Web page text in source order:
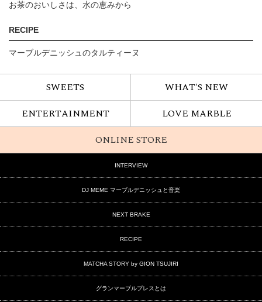
お茶のおいしさは、水の恵みから
RECIPE
マーブルデニッシュのタルティーヌ
SWEETS
WHAT'S NEW
ENTERTAINMENT
LOVE MARBLE
ONLINE STORE
INTERVIEW
DJ MEME マーブルデニッシュと音楽
NEXT BRAKE
RECIPE
MATCHA STORY by GION TSUJIRI
グランマーブルプレスとは